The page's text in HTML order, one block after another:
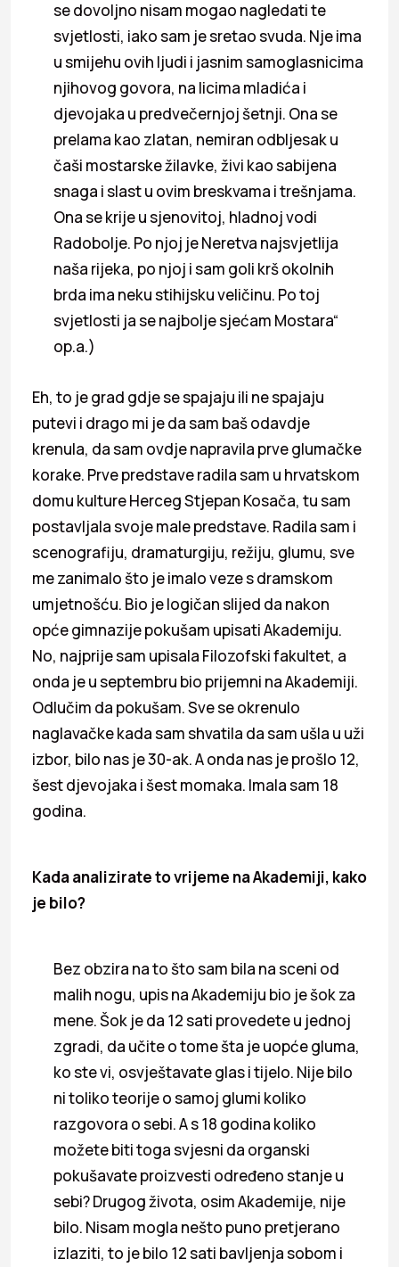
se dovoljno nisam mogao nagledati te
svjetlosti, iako sam je sretao svuda. Nje ima
u smijehu ovih ljudi i jasnim samoglasnicima
njihovog govora, na licima mladića i
djevojaka u predvečernjoj šetnji. Ona se
prelama kao zlatan, nemiran odbljesak u
čaši mostarske žilavke, živi kao sabijena
snaga i slast u ovim breskvama i trešnjama.
Ona se krije u sjenovitoj, hladnoj vodi
Radobolje. Po njoj je Neretva najsvjetlija
naša rijeka, po njoj i sam goli krš okolnih
brda ima neku stihijsku veličinu. Po toj
svjetlosti ja se najbolje sjećam Mostara“
op.a.)
Eh, to je grad gdje se spajaju ili ne spajaju
putevi i drago mi je da sam baš odavdje
krenula, da sam ovdje napravila prve glumačke
korake. Prve predstave radila sam u hrvatskom
domu kulture Herceg Stjepan Kosača, tu sam
postavljala svoje male predstave. Radila sam i
scenografiju, dramaturgiju, režiju, glumu, sve
me zanimalo što je imalo veze s dramskom
umjetnošću. Bio je logičan slijed da nakon
opće gimnazije pokušam upisati Akademiju.
No, najprije sam upisala Filozofski fakultet, a
onda je u septembru bio prijemni na Akademiji.
Odlučim da pokušam. Sve se okrenulo
naglavačke kada sam shvatila da sam ušla u uži
izbor, bilo nas je 30-ak. A onda nas je prošlo 12,
šest djevojaka i šest momaka. Imala sam 18
godina.
Kada analizirate to vrijeme na Akademiji, kako
je bilo?
Bez obzira na to što sam bila na sceni od
malih nogu, upis na Akademiju bio je šok za
mene. Šok je da 12 sati provedete u jednoj
zgradi, da učite o tome šta je uopće gluma,
ko ste vi, osvještavate glas i tijelo. Nije bilo
ni toliko teorije o samoj glumi koliko
razgovora o sebi. A s 18 godina koliko
možete biti toga svjesni da organski
pokušavate proizvesti određeno stanje u
sebi? Drugog života, osim Akademije, nije
bilo. Nisam mogla nešto puno pretjerano
izlaziti, to je bilo 12 sati bavljenja sobom i